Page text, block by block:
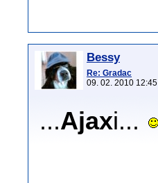
Bessy
Re: Gradac
09. 02. 2010 12:45
...Ajaxi...